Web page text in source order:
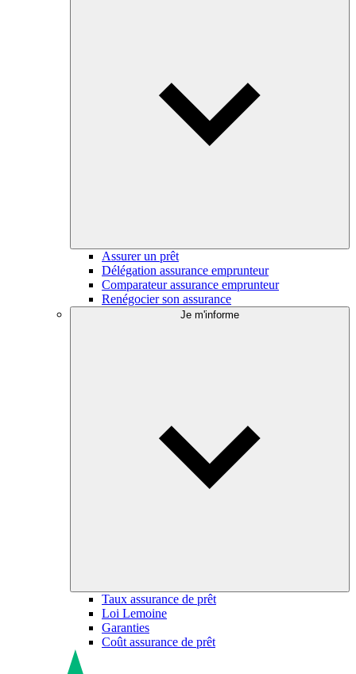
Assurer un prêt
Délégation assurance emprunteur
Comparateur assurance emprunteur
Renégocier son assurance
Je m'informe
Taux assurance de prêt
Loi Lemoine
Garanties
Coût assurance de prêt